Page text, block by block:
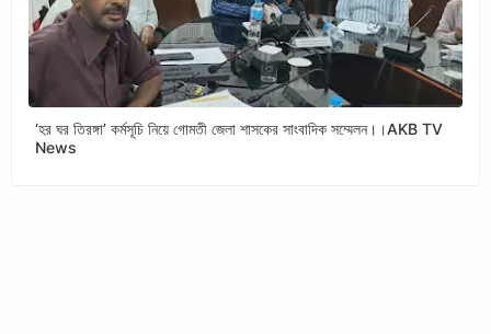
‘হর ঘর তিরঙ্গা’ কর্মসূচি নিয়ে গোমতী জেলা শাসকের সাংবাদিক সম্মেলন।।AKB TV
News